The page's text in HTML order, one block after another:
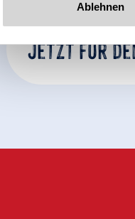
Ablehnen
Jetzt für